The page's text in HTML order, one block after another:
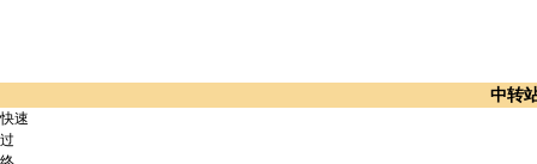
中转
快速
过